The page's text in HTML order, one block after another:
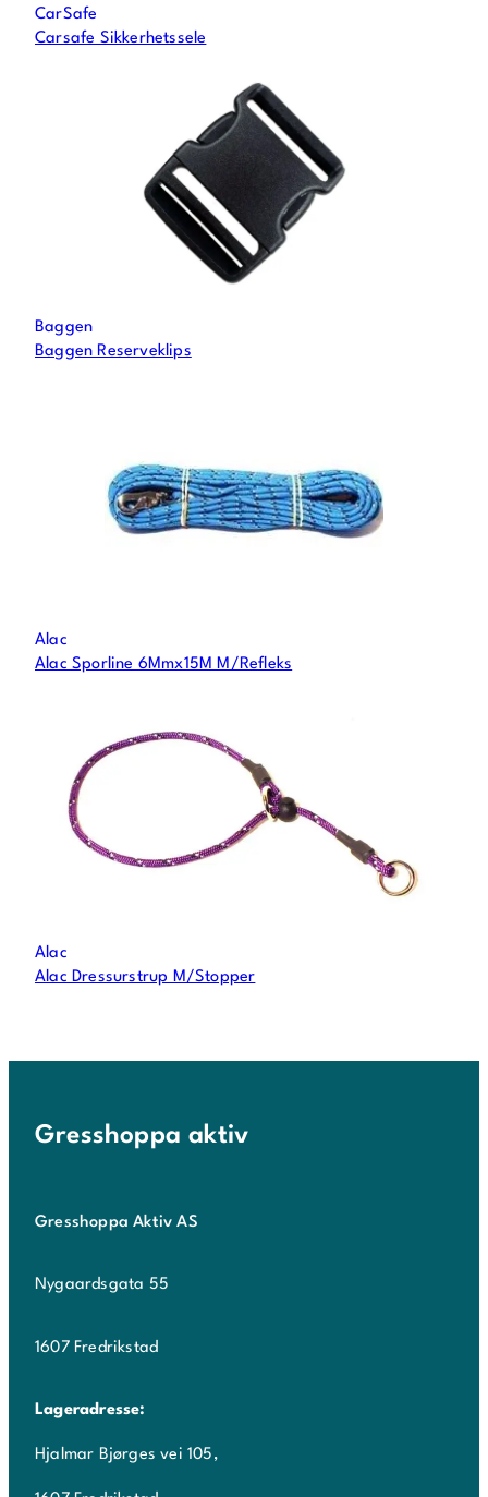
CarSafe
Carsafe Sikkerhetssele
Baggen
Baggen Reserveklips
Alac
Alac Sporline 6Mmx15M M/Refleks
Alac
Alac Dressurstrup M/Stopper
Gresshoppa aktiv
Gresshoppa Aktiv AS
Nygaardsgata 55
1607 Fredrikstad
Lageradresse:
Hjalmar Bjørges vei 105,